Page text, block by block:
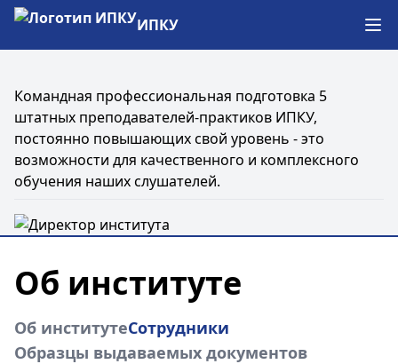
ИПКУ
Командная профессиональная подготовка 5
штатных преподавателей-практиков ИПКУ,
постоянно повышающих свой уровень - это
возможности для качественного и комплексного
обучения наших слушателей.
Об институте
Об институтеСотрудники
Образцы выдаваемых документов